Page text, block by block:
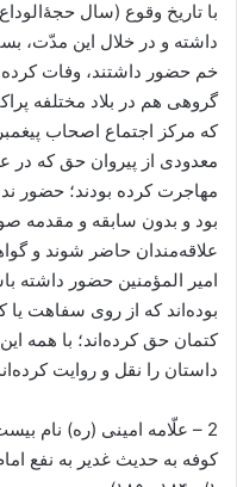
با تاریخ وقوع (سال
داشته و در خلال این مدّت،
خم حضور داشتند، وفات
گروهی هم در بلاد مختلفه
که مرکز اجتماع اصحاب
معدودی از پیروان حق که در
مهاجرت کرده بودند؛ حضور
بود و بدون سابقه و مقدمه
علاقه‌مندان حاضر شوند و
امیر المؤمنین حضور داشته
بوده‌اند که از روی سفاهت یا
کتمان حق کرده‌اند؛ با همه
داستان را نقل و روایت
2 – علّامه امینی (ره) نام
کوفه به حدیث غدیر به نفع